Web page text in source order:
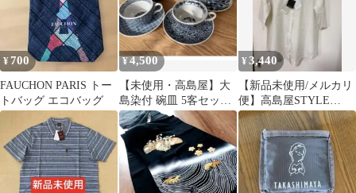
¥ 700
FAUCHON PARIS トー
トバッグ エコバッグ
¥4,500
【未使用・高島屋】大
島染付 碗皿 5客セット
有田焼 絵変り 天然木の
スプーン付
¥3,440
【新品未使用/メルカリ
便】高島屋STYLE
&EDIT honkytonkシャ
ツ